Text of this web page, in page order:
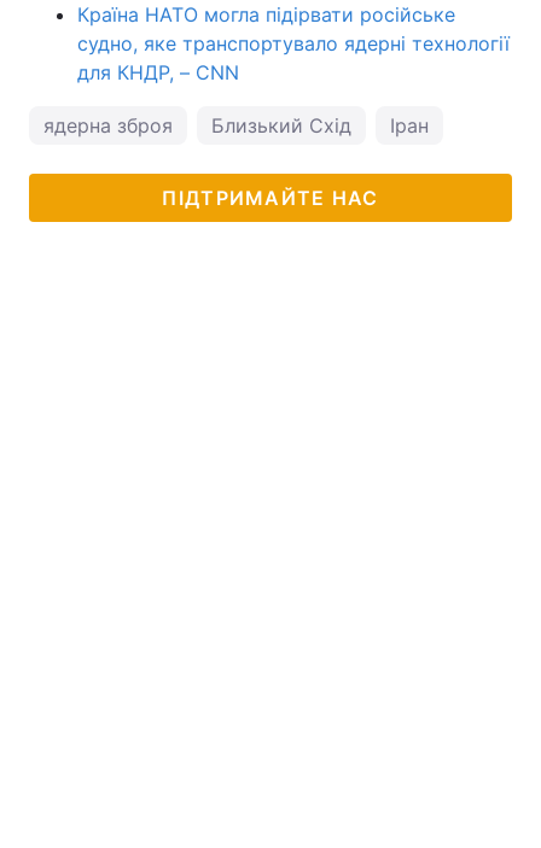
Країна НАТО могла підірвати російське
судно, яке транспортувало ядерні технології
для КНДР, – CNN
ядерна зброя Близький Схід Іран
ПІДТРИМАЙТЕ НАС